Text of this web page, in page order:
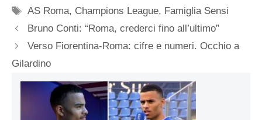
Tag
AS Roma, Champions League, Famiglia Sensi
Bruno Conti: “Roma, crederci fino all’ultimo”
Verso Fiorentina-Roma: cifre e numeri. Occhio a
Gilardino